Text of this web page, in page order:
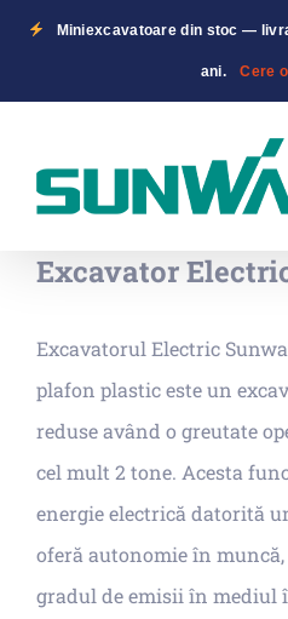
Miniexcavatoare din stoc —
ani. Cere
content
Excavator
Excavatorul Electric
plafon plastic este un
reduse având o greutate
cel mult 2 tone. Acesta
energie electrică datorită
oferă autonomie în
gradul de emisii în mediul